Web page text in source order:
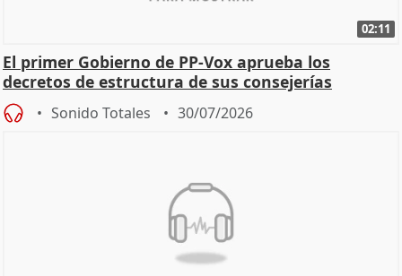
02:11
El primer Gobierno de PP-Vox aprueba los
decretos de estructura de sus consejerías
Sonido Totales 30/07/2026